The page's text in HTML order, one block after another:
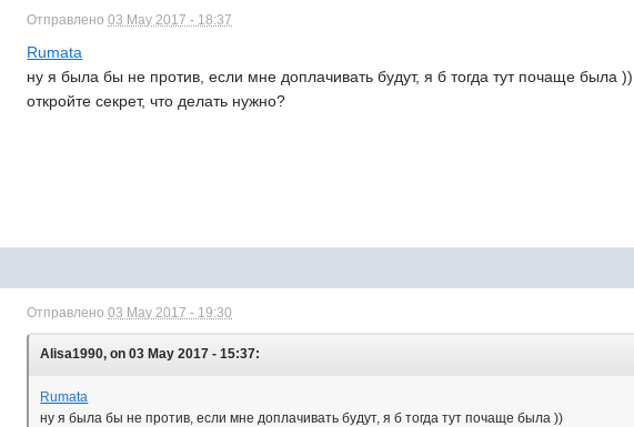
Отправлено03 May 2017 - 18:37
Rumata
ну я была бы не против, если мне доплачивать будут, я б тогда тут почаще была ))
откройте секрет, что делать нужно?
Отправлено03 May 2017 - 19:30
Alisa1990, on 03 May 2017 - 15:37:
Rumata
ну я была бы не против, если мне доплачивать будут, я б тогда тут почаще была ))